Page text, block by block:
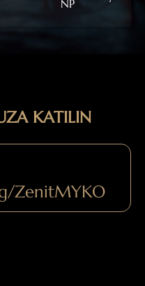
NP
KATILIN
ZenitMYKO